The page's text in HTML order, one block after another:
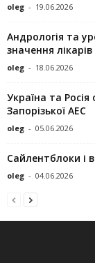
oleg - 19.06.2026
Андрологія та
значення лікарів
oleg - 18.06.2026
Україна та
Запорізької АЕС
oleg - 05.06.2026
Сайлентблоки і
oleg - 04.06.2026